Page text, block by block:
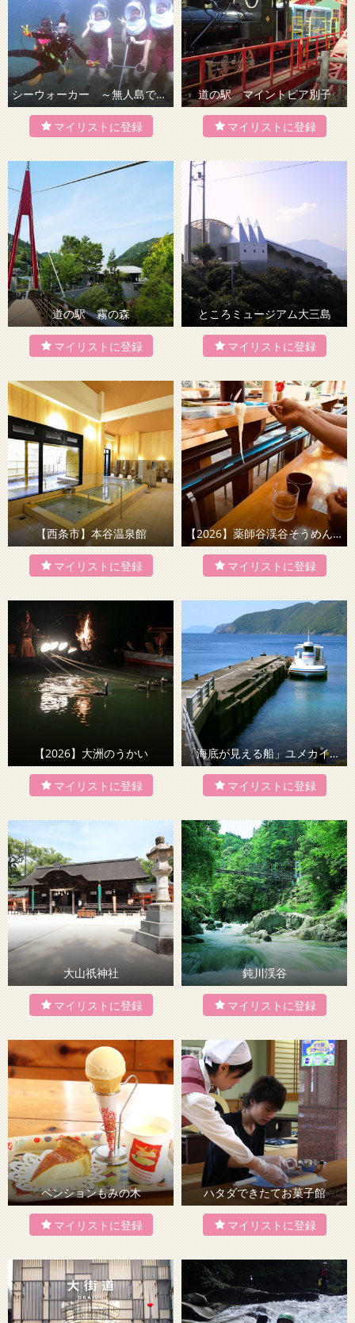
シーウォーカー ～無人島で海底を歩く！～ 道の駅 マイントピア別子
道の駅 霧の森 ところミュージアム大三島
【西条市】本谷温泉館 【2026】薬師谷渓谷そうめん流し
【2026】大洲のうかい 「海底が見える船」ユメカイナ・ガイヤナ／西海観光船
大山祇神社 鈍川渓谷
ペンションもみの木 ハタダできたてお菓子館